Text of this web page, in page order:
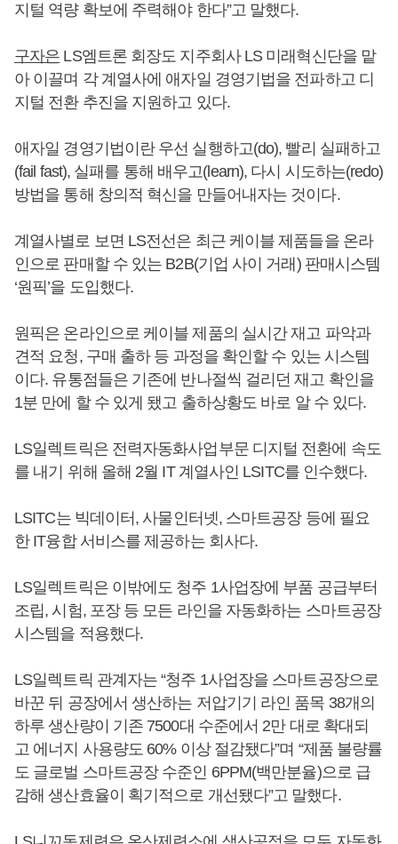
지털 역량 확보에 주력해야 한다”고 말했다.
구자은 LS엠트론 회장도 지주회사 LS 미래혁신단을 맡
아 이끌며 각 계열사에 애자일 경영기법을 전파하고 디
지털 전환 추진을 지원하고 있다.
애자일 경영기법이란 우선 실행하고(do), 빨리 실패하고
(fail fast), 실패를 통해 배우고(learn), 다시 시도하는(redo)
방법을 통해 창의적 혁신을 만들어내자는 것이다.
계열사별로 보면 LS전선은 최근 케이블 제품들을 온라
인으로 판매할 수 있는 B2B(기업 사이 거래) 판매시스템
‘원픽’을 도입했다.
원픽은 온라인으로 케이블 제품의 실시간 재고 파악과
견적 요청, 구매 출하 등 과정을 확인할 수 있는 시스템
이다. 유통점들은 기존에 반나절씩 걸리던 재고 확인을
1분 만에 할 수 있게 됐고 출하상황도 바로 알 수 있다.
LS일렉트릭은 전력자동화사업부문 디지털 전환에 속도
를 내기 위해 올해 2월 IT 계열사인 LSITC를 인수했다.
LSITC는 빅데이터, 사물인터넷, 스마트공장 등에 필요
한 IT융합 서비스를 제공하는 회사다.
LS일렉트릭은 이밖에도 청주 1사업장에 부품 공급부터
조립, 시험, 포장 등 모든 라인을 자동화하는 스마트공장
시스템을 적용했다.
LS일렉트릭 관계자는 “청주 1사업장을 스마트공장으로
바꾼 뒤 공장에서 생산하는 저압기기 라인 품목 38개의
하루 생산량이 기존 7500대 수준에서 2만 대로 확대되
고 에너지 사용량도 60% 이상 절감됐다”며 “제품 불량률
도 글로벌 스마트공장 수준인 6PPM(백만분율)으로 급
감해 생산효율이 획기적으로 개선됐다”고 말했다.